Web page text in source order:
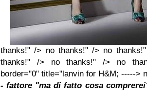
thanks!" /> no thanks!" /> no
thanks!" /> no thanks!" /> no
border="0" title="lanvin for H&M; ----->
- fattore "ma di fatto cosa